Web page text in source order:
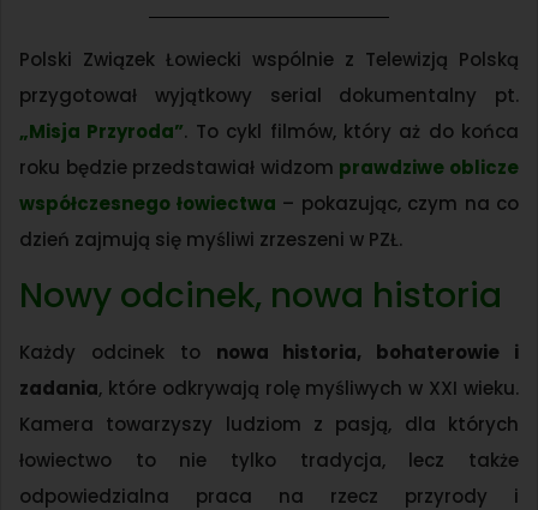
Polski Związek Łowiecki wspólnie z Telewizją Polską
przygotował wyjątkowy serial dokumentalny pt.
„Misja Przyroda”. To cykl filmów, który aż do końca
roku będzie przedstawiał widzom prawdziwe oblicze
współczesnego łowiectwa – pokazując, czym na co
dzień zajmują się myśliwi zrzeszeni w PZŁ.
Nowy odcinek, nowa historia
Każdy odcinek to nowa historia, bohaterowie i
zadania, które odkrywają rolę myśliwych w XXI wieku.
Kamera towarzyszy ludziom z pasją, dla których
łowiectwo to nie tylko tradycja, lecz także
odpowiedzialna praca na rzecz przyrody i